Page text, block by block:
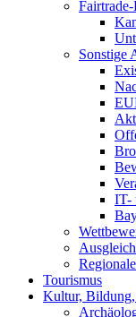
Sonstige
IT-
Tourismus
Kultur,